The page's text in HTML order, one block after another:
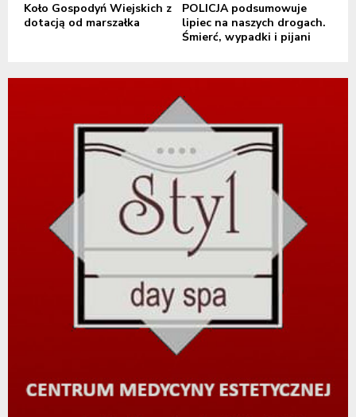
Koło Gospodyń Wiejskich z
dotacją od marszałka
POLICJA podsumowuje
lipiec na naszych drogach.
Śmierć, wypadki i pijani